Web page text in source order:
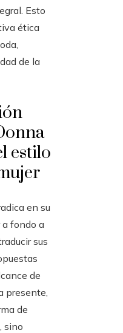
Esto
ética
de la
estilo
en su
fondo a
sus
de
presente,
de
sino